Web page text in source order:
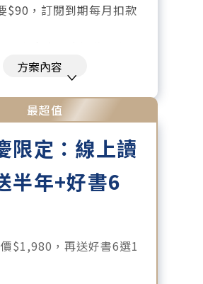
$90，訂閱到期每月扣款
。​
一場訂戶專屬空中沙龍。
編輯整理精華知識包。
電子報：國際、金融、科
。
方案內容
最超值
限定：線上讀
半年+好書6
$1,980，再送好書6選1